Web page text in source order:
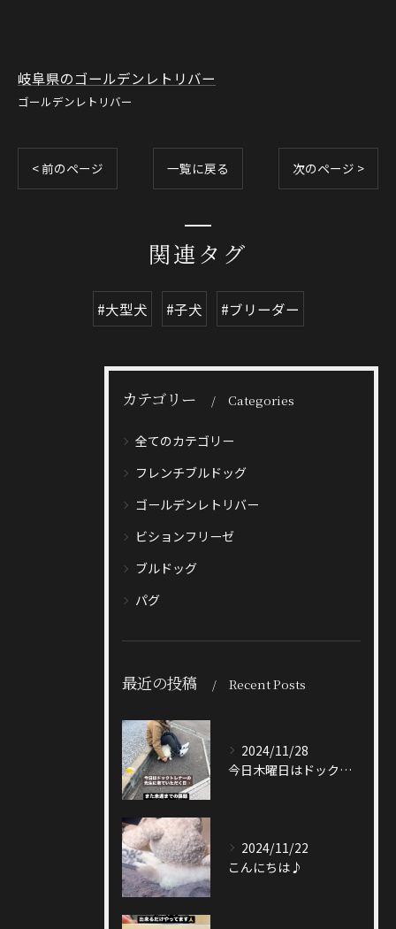
岐阜県のゴールデンレトリバー
ゴールデンレトリバー
< 前のページ 一覧に戻る 次のページ >
関連タグ
#大型犬 #子犬 #ブリーダー
カテゴリー Categories
全てのカテゴリー
フレンチブルドッグ
ゴールデンレトリバー
ビションフリーゼ
ブルドッグ
パグ
最近の投稿 Recent Posts
2024/11/28
今日木曜日はドックトレーナーの先生が来てくださる日🐶
2024/11/22
こんにちは♪